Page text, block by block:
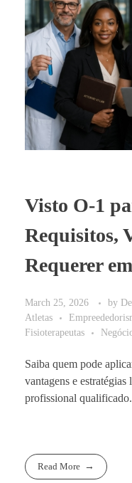
BLOG
Visto O-1
Requisitos,
Requerer
March 25, 2026 by
Atletas
Fisioterapeutas
Saiba quem pode
vantagens e
profissional qualificado.
Read More